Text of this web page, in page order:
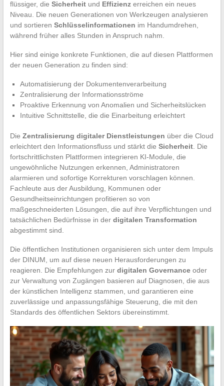
flüssiger, die Sicherheitund Effizienzerreichen ein neues
Niveau. Die neuen Generationen von Werkzeugen analysieren
und sortieren Schlüsselinformationen im Handumdrehen,
während früher alles Stunden in Anspruch nahm.
Hier sind einige konkrete Funktionen, die auf diesen Plattformen
der neuen Generation zu finden sind:
Automatisierung der Dokumentenverarbeitung
Zentralisierung der Informationsströme
Proaktive Erkennung von Anomalien und Sicherheitslücken
Intuitive Schnittstelle, die die Einarbeitung erleichtert
Die Zentralisierung digitaler Dienstleistungen über die Cloud
erleichtert den Informationsfluss und stärkt die Sicherheit. Die
fortschrittlichsten Plattformen integrieren KI-Module, die
ungewöhnliche Nutzungen erkennen, Administratoren
alarmieren und sofortige Korrekturen vorschlagen können.
Fachleute aus der Ausbildung, Kommunen oder
Gesundheitseinrichtungen profitieren so von
maßgeschneiderten Lösungen, die auf ihre Verpflichtungen und
tatsächlichen Bedürfnisse in der digitalen Transformation
abgestimmt sind.
Die öffentlichen Institutionen organisieren sich unter dem Impuls
der DINUM, um auf diese neuen Herausforderungen zu
reagieren. Die Empfehlungen zur digitalen Governanceoder
zur Verwaltung von Zugängen basieren auf Diagnosen, die aus
der künstlichen Intelligenz stammen, und garantieren eine
zuverlässige und anpassungsfähige Steuerung, die mit den
Standards des öffentlichen Sektors übereinstimmt.